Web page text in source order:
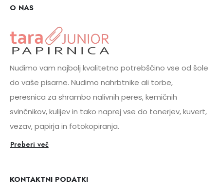
O NAS
Nudimo vam najbolj kvalitetno potrebščino vse od šole
do vaše pisarne. Nudimo nahrbtnike ali torbe,
peresnica za shrambo nalivnih peres, kemičnih
svinčnikov, kulijev in tako naprej vse do tonerjev, kuvert,
vezav, papirja in fotokopiranja.
Preberi več
KONTAKTNI PODATKI